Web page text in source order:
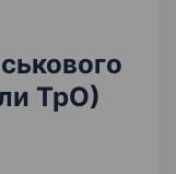
ТрО)